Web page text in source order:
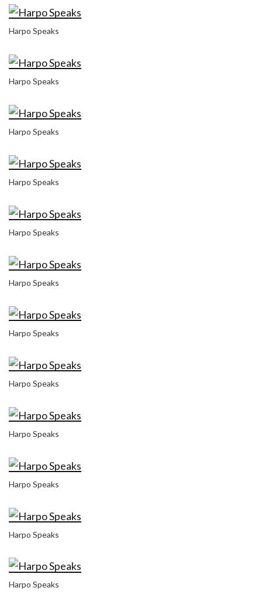
Harpo Speaks
Harpo Speaks
Harpo Speaks
Harpo Speaks
Harpo Speaks
Harpo Speaks
Harpo Speaks
Harpo Speaks
Harpo Speaks
Harpo Speaks
Harpo Speaks
Harpo Speaks